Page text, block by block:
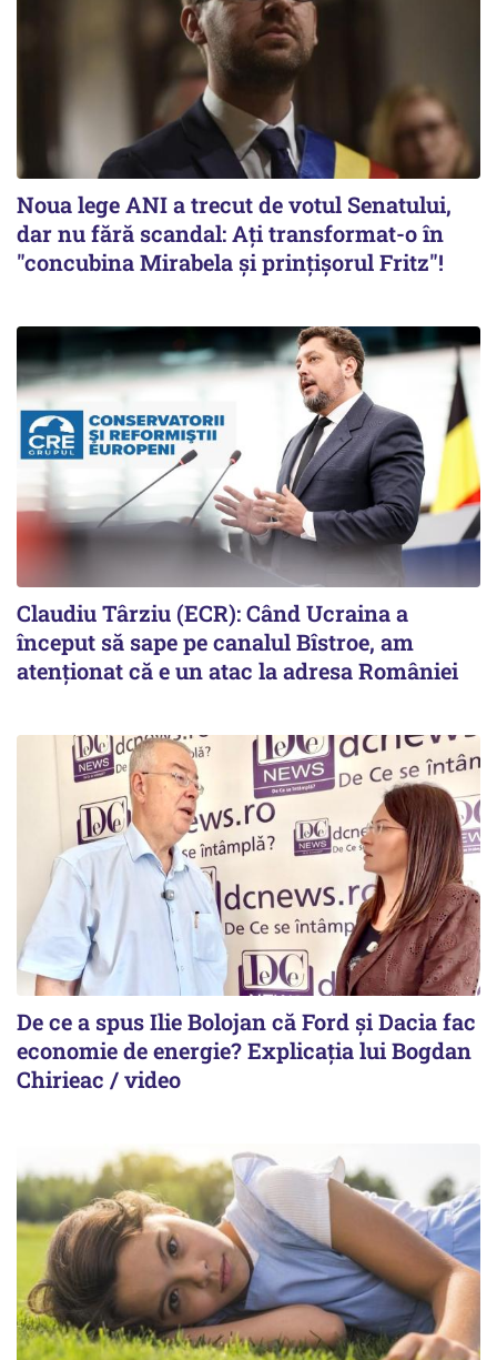
Noua lege ANI a trecut de votul Senatului,
dar nu fără scandal: Ați transformat-o în
"concubina Mirabela şi prinţişorul Fritz"!
Claudiu Târziu (ECR): Când Ucraina a
început să sape pe canalul Bîstroe, am
atenționat că e un atac la adresa României
De ce a spus Ilie Bolojan că Ford și Dacia fac
economie de energie? Explicația lui Bogdan
Chirieac / video